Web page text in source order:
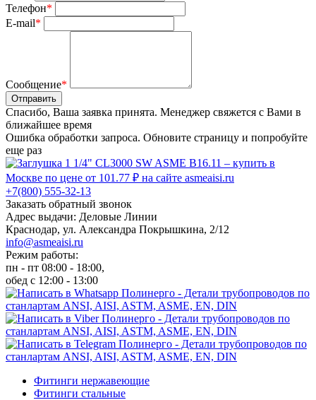
Телефон*
E-mail*
Сообщение*
Отправить
Спасибо, Ваша заявка принята. Менеджер свяжется с Вами в
ближайшее время
Ошибка обработки запроса. Обновите страницу и попробуйте
еще раз
+7(800) 555-32-13
Заказать обратный звонок
Адрес выдачи: Деловые Линии
Краснодар, ул. Александра Покрышкина, 2/12
info@asmeaisi.ru
Режим работы:
пн - пт 08:00 - 18:00,
обед с 12:00 - 13:00
Фитинги нержавеющие
Фитинги стальные